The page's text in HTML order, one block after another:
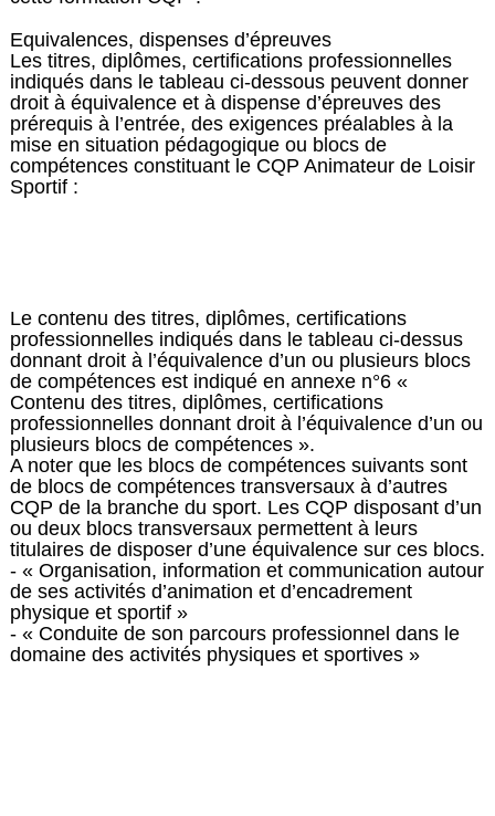
Equivalences, dispenses d’épreuves
Les titres, diplômes, certifications professionnelles
indiqués dans le tableau ci-dessous peuvent donner
droit à équivalence et à dispense d’épreuves des
prérequis à l’entrée, des exigences préalables à la
mise en situation pédagogique ou blocs de
compétences constituant le CQP Animateur de Loisir
Sportif :
Le contenu des titres, diplômes, certifications
professionnelles indiqués dans le tableau ci-dessus
donnant droit à l’équivalence d’un ou plusieurs blocs
de compétences est indiqué en annexe n°6 «
Contenu des titres, diplômes, certifications
professionnelles donnant droit à l’équivalence d’un ou
plusieurs blocs de compétences ».
A noter que les blocs de compétences suivants sont
de blocs de compétences transversaux à d’autres
CQP de la branche du sport. Les CQP disposant d’un
ou deux blocs transversaux permettent à leurs
titulaires de disposer d’une équivalence sur ces blocs.
- « Organisation, information et communication autour
de ses activités d’animation et d’encadrement
physique et sportif »
- « Conduite de son parcours professionnel dans le
domaine des activités physiques et sportives »